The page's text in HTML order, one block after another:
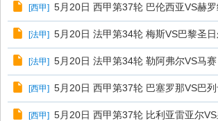
[西甲] 5月20日 西甲第37轮 巴伦西亚VS赫
[法甲] 5月20日 法甲第34轮 梅斯VS巴黎圣
[法甲] 5月20日 法甲第34轮 勒阿弗尔VS马
[西甲] 5月20日 西甲第37轮 巴塞罗那VS巴
[西甲] 5月20日 西甲第37轮 比利亚雷亚尔